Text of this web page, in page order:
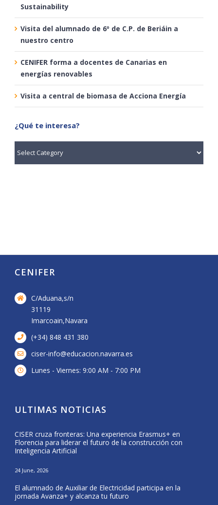
Sustainability
Visita del alumnado de 6º de C.P. de Beriáin a
nuestro centro
CENIFER forma a docentes de Canarias en
energías renovables
Visita a central de biomasa de Acciona Energía
¿Qué te interesa?
te
CENIFER
C/Aduana,s/n
31119
Imarcoain,Navara
(+34) 848 431 380
ciser-info@educacion.navarra.es
Lunes - Viernes: 9:00 AM - 7:00 PM
ULTIMAS NOTICIAS
CISER cruza fronteras: Una experiencia Erasmus+ en
Florencia para liderar el futuro de la construcción con
Inteligencia Artificial
24 June, 2026
El alumnado de Auxiliar de Electricidad participa en la
jornada Avanza+ y alcanza tu futuro